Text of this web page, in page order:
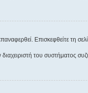
Επισκεφθείτε τη
του συστήματος